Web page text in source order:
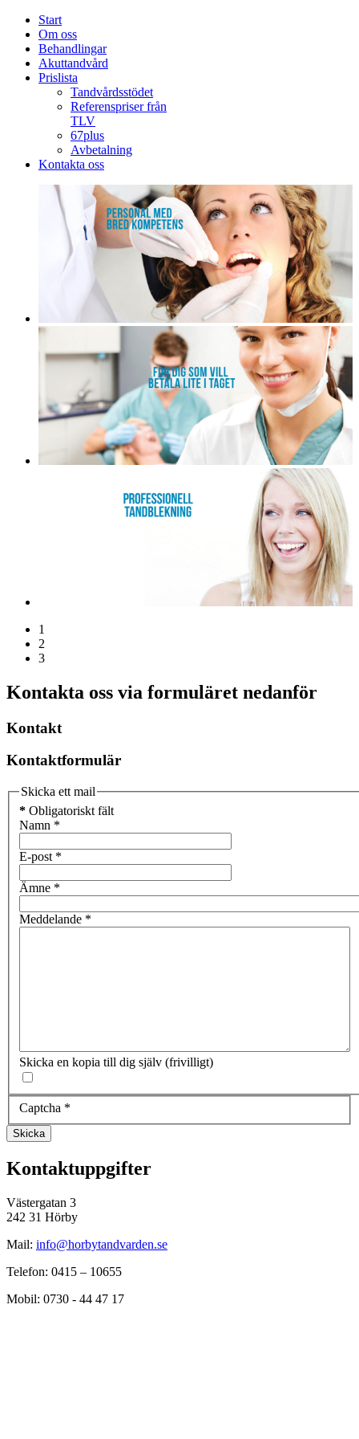
Start
Om oss
Behandlingar
Akuttandvård
Prislista
Tandvårdsstödet
Referenspriser från
TLV
67plus
Avbetalning
Kontakta oss
1
2
3
Kontakta oss via formuläret nedanför
Kontakt
Kontaktformulär
Skicka ett mail
* Obligatoriskt fält
Namn *
E-post *
Ämne *
Meddelande *
Skicka en kopia till dig själv (frivilligt)
Captcha *
Skicka
Kontaktuppgifter
Västergatan 3
242 31 Hörby
Mail: info@horbytandvarden.se
Telefon: 0415 – 10655
Mobil: 0730 - 44 47 17